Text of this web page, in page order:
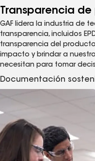
Transparencia
GAF lidera la industria de
transparencia, incluidos
transparencia del
impacto y brindar a
necesitan para tomar
Documentación